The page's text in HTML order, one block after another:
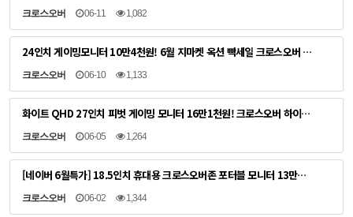
크로스오버 06-11 1,082
24인치 게이밍모니터 10만4천원! 6월 지마켓 옥션 빡세일 크로스오버 …
크로스오버 06-10 1,133
화이트 QHD 27인치 피벗 게이밍 모니터 16만1천원! 크로스오버 하이…
크로스오버 06-05 1,264
[네이버 6월특가] 18.5인치 휴대용 크로스오버존 포터블 모니터 13만…
크로스오버 06-02 1,344